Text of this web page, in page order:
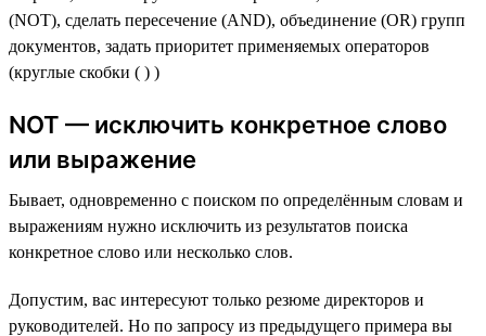
(NOT), сделать пересечение (AND), объединение (OR) групп
документов, задать приоритет применяемых операторов
(круглые скобки ( ) )
NOT — исключить конкретное слово
или выражение
Бывает, одновременно с поиском по определённым словам и
выражениям нужно исключить из результатов поиска
конкретное слово или несколько слов.
Допустим, вас интересуют только резюме директоров и
руководителей. Но по запросу из предыдущего примера вы